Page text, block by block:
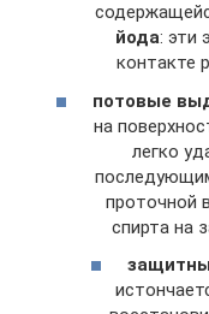
йода: эти
контакте
потовые
на
легко
проточной
спирта на